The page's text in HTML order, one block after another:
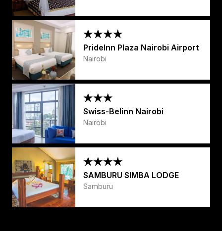
PrideInn Plaza Nairobi Airport
Nairobi
Swiss-Belinn Nairobi
Nairobi
SAMBURU SIMBA LODGE
Samburu